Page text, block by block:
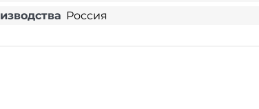
Россия